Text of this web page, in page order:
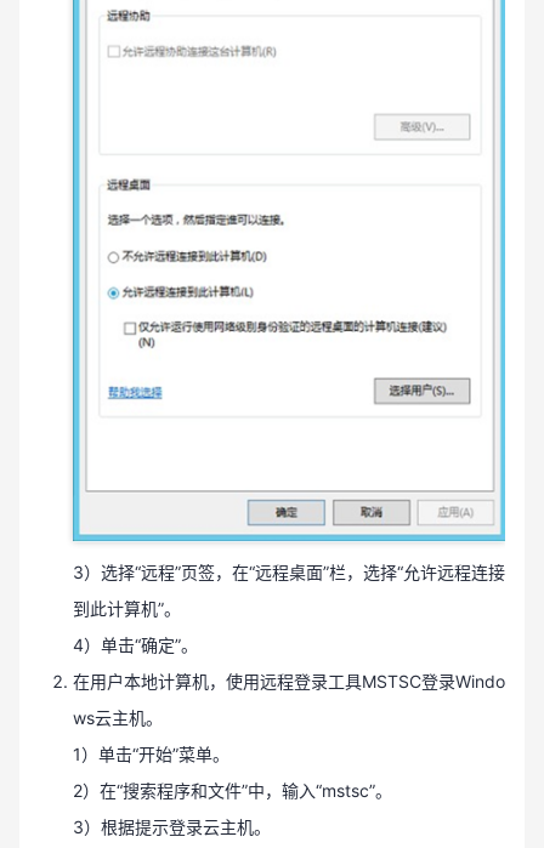
3）选择“远程”页签，在“远程桌面”栏，选择“允许远程连接
到此计算机”。
4）单击“确定”。
在用户本地计算机，使用远程登录工具MSTSC登录Windo
ws云主机。
1）单击“开始”菜单。
2）在“搜索程序和文件”中，输入“mstsc”。
3）根据提示登录云主机。